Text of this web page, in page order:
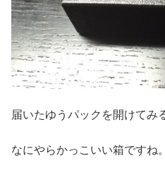
届いたゆうパックを開けてみ
なにやらかっこいい箱ですね。